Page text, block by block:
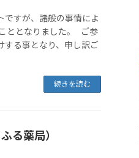
ですが、諸般の事情によ
ととなりました。 ご参
する事となり、申し訳ご
続きを読む
る薬局）